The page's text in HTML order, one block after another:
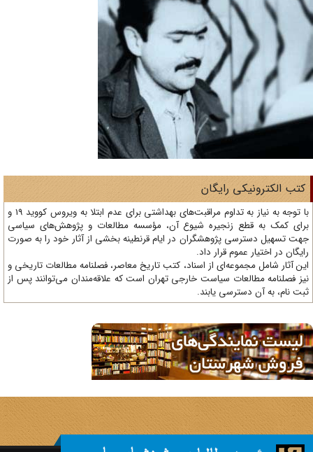
الکترونیکی رایگان
با توجه به نیاز به تداوم مراقبت‌های بهداشتی برای عدم ابتلا به ویروس کووید 19 و
کمک به قطع زنجیره شیوع آن، مؤسسه مطالعات و پژوهش‌های سیاسی
تسهیل دسترسی پژوهشگران در ایام قرنطینه بخشی از آثار خود را به صورت
در اختیار عموم قرار داد.
آثار شامل مجموعه‌ای از اسناد، کتب تاریخ معاصر، فصلنامه‌ مطالعات تاریخی و
فصلنامه مطالعات سیاست خارجی تهران است که علاقه‌مندان می‌توانند پس از
نام، به آن دسترسی یابند.